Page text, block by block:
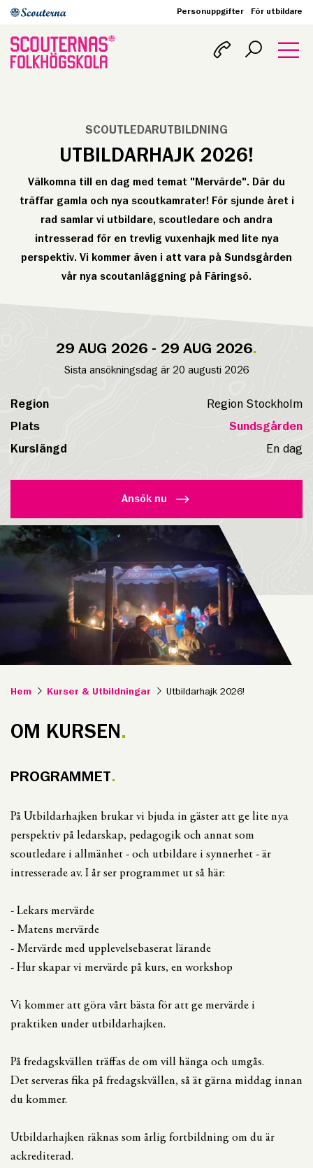
Personuppgifter För utbildare
SCOUTLEDARUTBILDNING
UTBILDARHAJK 2026!
Välkomna till en dag med temat "Mervärde". Där du
träffar gamla och nya scoutkamrater! För sjunde året i
rad samlar vi utbildare, scoutledare och andra
intresserad för en trevlig vuxenhajk med lite nya
perspektiv. Vi kommer även i att vara på Sundsgården
vår nya scoutanläggning på Färingsö.
29 AUG 2026 - 29 AUG 2026
Sista ansökningsdag är 20 augusti 2026
Region
Region Stockholm
Plats
Sundsgården
Kurslängd
En dag
Ansök nu
Hem Kurser & Utbildningar Utbildarhajk 2026!
OM KURSEN
PROGRAMMET
På Utbildarhajken brukar vi bjuda in gäster att ge lite nya
perspektiv på ledarskap, pedagogik och annat som
scoutledare i allmänhet - och utbildare i synnerhet - är
intresserade av. I år ser programmet ut så här:
- Lekars mervärde
- Matens mervärde
- Mervärde med upplevelsebaserat lärande
- Hur skapar vi mervärde på kurs, en workshop
Vi kommer att göra vårt bästa för att ge mervärde i
praktiken under utbildarhajken.
På fredagskvällen träffas de om vill hänga och umgås.
Det serveras fika på fredagskvällen, så ät gärna middag innan
du kommer.
Utbildarhajken räknas som årlig fortbildning om du är
ackrediterad.